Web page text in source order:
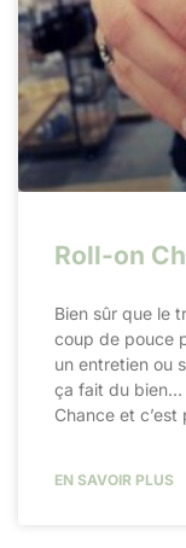
Roll-on
Bien sûr que le
coup de pouce
un entretien ou
ça fait du bien…
Chance et c’est
EN SAVOIR PLUS